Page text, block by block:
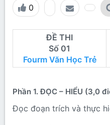
0
ĐỀ THI
Số 01
Fourm Văn Học Trẻ
Phần 1. ĐỌC – HIỂU (3,0
Đọc đoạn trích và thực